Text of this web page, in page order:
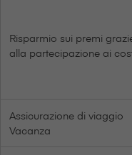
Risparmio sui premi
alla partecipazione ai
Assicurazione di viaggio
Vacanza